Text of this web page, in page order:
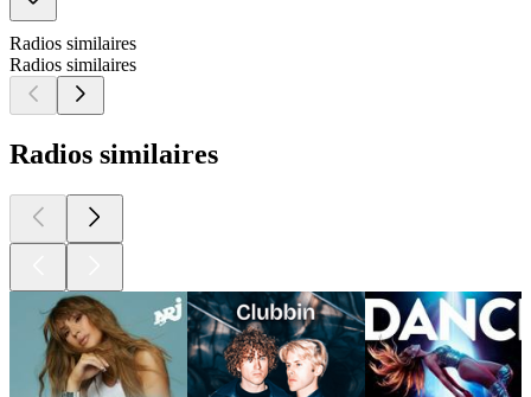
Radios similaires
Radios similaires
Radios similaires